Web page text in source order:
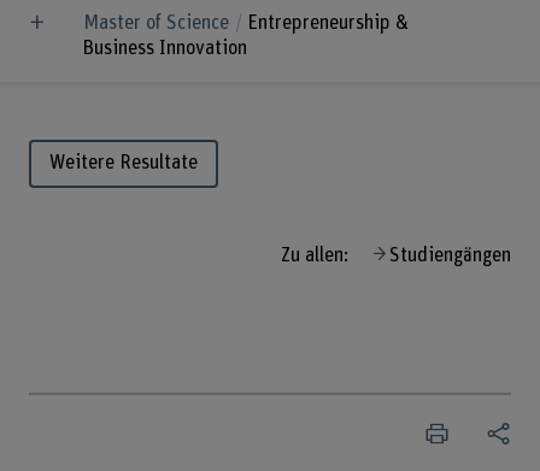
Master of Science
Entrepreneurship &
Business Innovation
Weitere Resultate
Zu allen: Studiengängen